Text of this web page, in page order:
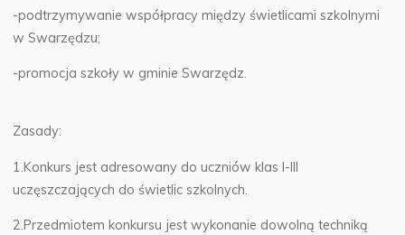
-podtrzymywanie współpracy między świetlicami szkolnymi
w Swarzędzu;
-promocja szkoły w gminie Swarzędz.
Zasady:
1.Konkurs jest adresowany do uczniów klas I-III
uczęszczających do świetlic szkolnych.
2.Przedmiotem konkursu jest wykonanie dowolną techniką